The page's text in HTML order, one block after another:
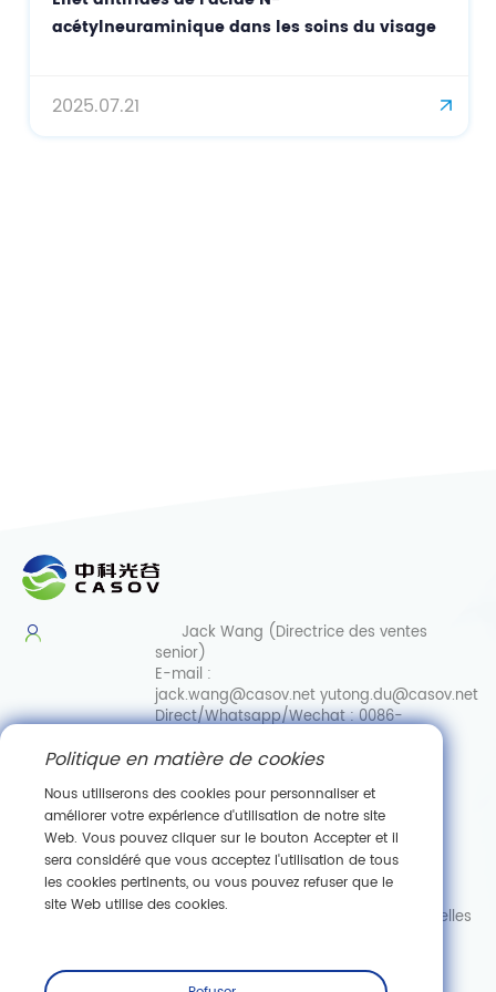
acétylneuraminique dans les soins du visage
2025.07.21
Jack Wang (Directrice des ventes
senior)
E-mail :
jack.wang@casov.netyutong.du@casov.net
Direct/Whatsapp/Wechat :0086-
info@casovbio.net
Direct/Whatsapp/Wechat :0086-
15307143249
Pôle d'innovation en biologie synthétique de Wuhan
89, rue Gaokeyuan 3, zone de développement de nouvelles
S'abonner
Politique en matière de cookies
Nous utiliserons des cookies pour personnaliser et
améliorer votre expérience d'utilisation de notre site
Web. Vous pouvez cliquer sur le bouton Accepter et il
sera considéré que vous acceptez l'utilisation de tous
les cookies pertinents, ou vous pouvez refuser que le
site Web utilise des cookies.